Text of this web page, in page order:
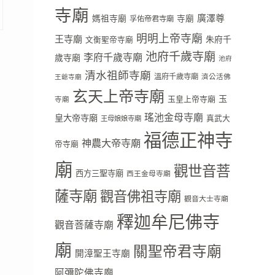
寺廟 媽祖寺廟 孚佑帝君寺廟 寺廟 廣澤尊
王寺廟 文衡聖帝寺廟 明明上帝寺廟 朱府千
歲寺廟 李府千歲寺廟 池府千歲寺廟 池府
王爺寺廟 清水祖師寺廟 溫府千歲寺廟 濟公活佛
寺廟 玄天上帝寺廟 玉皇上帝寺廟 玉
皇大帝寺廟 王母娘娘寺廟 瑤池金母寺廟 真武大
帝寺廟 神農大帝寺廟 福德正神寺
廟 西方三聖寺廟 西王金母寺廟 觀世音菩
薩寺廟觀音佛祖寺廟 觀音大士寺廟
觀音菩薩寺廟 釋迦牟尼佛寺
廟 開漳聖王寺廟 關聖帝君寺廟